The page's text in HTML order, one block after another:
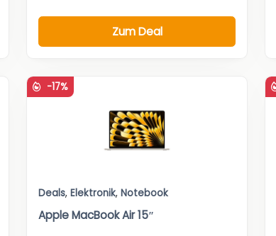
Zum Deal
-17%
Deals, Elektronik, Notebook
Apple MacBook Air 15″